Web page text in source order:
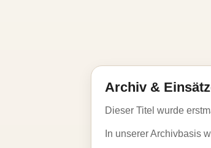
Archiv &
Dieser Titel wurde
In unserer Archivbasis